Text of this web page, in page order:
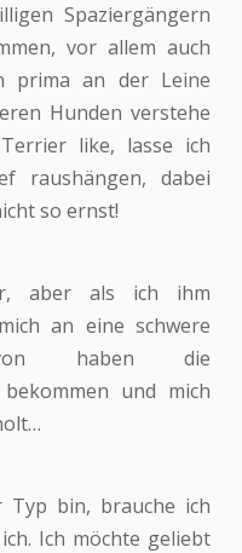
Spaziergängern
vor allem auch
prima an der Leine
Hunden verstehe
like, lasse ich
raushängen, dabei
so ernst!
aber als ich ihm
an eine schwere
haben die
und mich
Typ bin, brauche ich
Ich möchte geliebt